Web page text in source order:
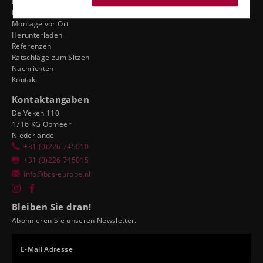
Händler motorsport tuning
Montage vor Ort
Herunterladen
Referenzen
Ratschläge zum Sitzen
Nachrichten
Kontakt
Kontaktangaben
De Veken 110
1716 KG Opmeer
Niederlande
+31 (0)226 745010
+31 (0)226 745015
info@bcs-europe.nl
Bleiben Sie dran!
Abonnieren Sie unseren Newsletter.
E-Mail Adresse